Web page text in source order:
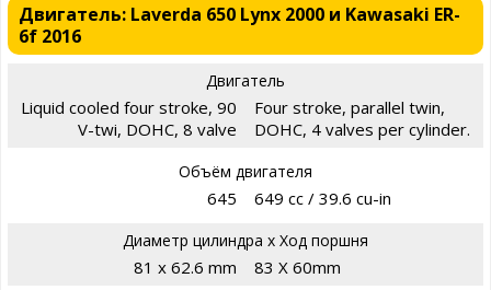
Двигатель: Laverda 650 Lynx 2000 и Kawasaki ER-
6f 2016
Двигатель
Liquid cooled four stroke, 90
V-twi, DOHC, 8 valve
Four stroke, parallel twin,
DOHC, 4 valves per cylinder.
Объём двигателя
645 649 cc / 39.6 cu-in
Диаметр цилиндра х Ход поршня
81 x 62.6 mm 83 X 60mm